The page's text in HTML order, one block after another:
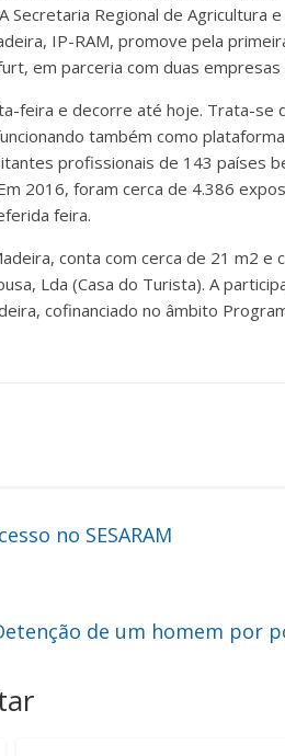
Secretaria Regional de Agricultura
IP-RAM, promove pela
em parceria com duas
feira e decorre até hoje. Trata-se
também como
profissionais de 143 países
2016, foram cerca de 4.386
feira.
conta com cerca de 21 m2 e
Lda (Casa do Turista). A
cofinanciado no âmbito
no SESARAM
de um homem por